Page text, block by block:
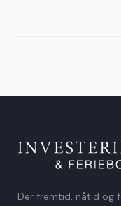
Der fremtid, nåtid og